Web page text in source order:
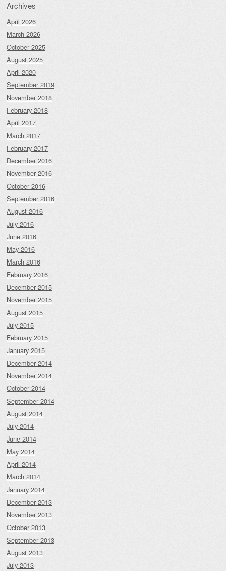
Archives
April 2026
March 2026
October 2025
August 2025
April 2020
September 2019
November 2018
February 2018
April 2017
March 2017
February 2017
December 2016
November 2016
October 2016
September 2016
August 2016
July 2016
June 2016
May 2016
March 2016
February 2016
December 2015
November 2015
August 2015
July 2015
February 2015
January 2015
December 2014
November 2014
October 2014
September 2014
August 2014
July 2014
June 2014
May 2014
April 2014
March 2014
January 2014
December 2013
November 2013
October 2013
September 2013
August 2013
July 2013